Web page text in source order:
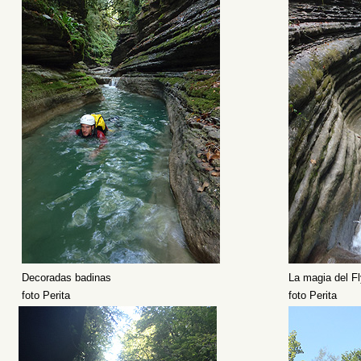
Decoradas badinas
La magia del
foto Perita
foto Perita